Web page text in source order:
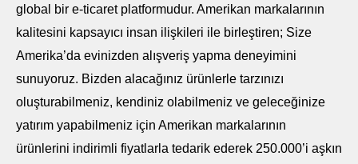
global bir e-ticaret platformudur. Amerikan markalarının
kalitesini kapsayıcı insan ilişkileri ile birleştiren; Size
Amerika’da evinizden alışveriş yapma deneyimini
sunuyoruz. Bizden alacağınız ürünlerle tarzınızı
oluşturabilmeniz, kendiniz olabilmeniz ve geleceğinize
yatırım yapabilmeniz için Amerikan markalarının
ürünlerini indirimli fiyatlarla tedarik ederek 250.000’i aşkın